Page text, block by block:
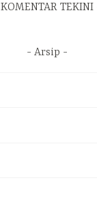
KOMENTAR TEKINI
Arsip